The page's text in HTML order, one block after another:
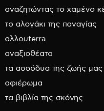
αναζητώντας το χαμένο
το αλογάκι της παναγίας
αλλουterra
αναξιοθέατα
τα ασσόδυα της ζωής μας
αφιέρωμα
τα βιβλία της σκόνης